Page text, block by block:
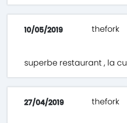
10/05/2019 thefork
superbe restaurant , la
27/04/2019 thefork